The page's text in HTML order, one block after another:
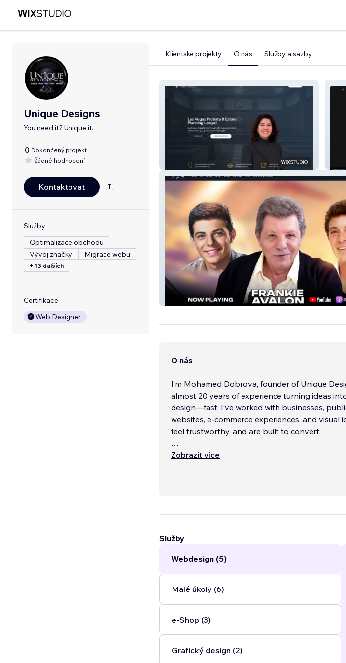
Unique Designs
You need it? Unique it.
0 Dokončený projekt
Žádné hodnocení
Kontaktovat
Služby
Optimalizace obchodu
Vývoj značky
Migrace webu
+ 13 dalších
Certifikace
Web Designer
Klientské projekty O nás Služby a sazby
Clement Law
Frankie Avalon
O nás
I’m Mohamed Dobrova, founder of Unique
almost 20 years of experience turning ideas
design—fast. I’ve worked with businesses,
websites, e-commerce experiences, and
feel trustworthy, and are built to convert.
At Unique Designs, I personally lead every
Zobrazit více
Služby
Webdesign (5)
Malé úkoly (6)
e‑Shop (3)
Grafický design (2)